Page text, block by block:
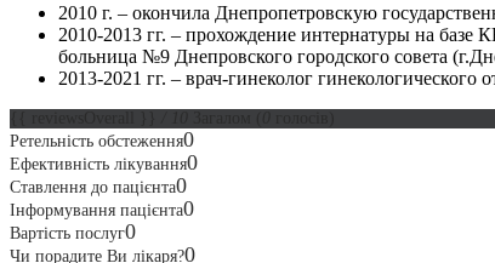
2010 г. – окончила Днепропетровскую
2010-2013 гг. – прохождение интернатуры на
больница №9 Днепровского городского совета
2013-2021 гг. – врач-гинеколог гинекологического
Ретельність обстеження0
Ефективність лікування0
Ставлення до пацієнта0
Інформування пацієнта0
Вартість послуг0
Чи порадите Ви лікаря?0